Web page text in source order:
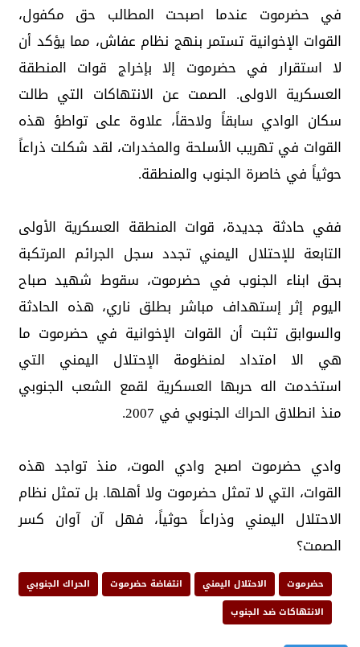
في حضرموت عندما اصبحت المطالب حق مكفول،
القوات الإخوانية تستمر بنهج نظام عفاش، مما يؤكد أن
لا استقرار في حضرموت إلا بإخراج قوات المنطقة
العسكرية الاولى. الصمت عن الانتهاكات التي طالت
سكان الوادي سابقاً ولاحقاً، علاوة على تواطؤ هذه
القوات في تهريب الأسلحة والمخدرات، لقد شكلت ذراعاً
حوثياً في خاصرة الجنوب والمنطقة.
ففي حادثة جديدة، قوات المنطقة العسكرية الأولى
التابعة للإحتلال اليمني تجدد سجل الجرائم المرتكبة
بحق ابناء الجنوب في حضرموت، سقوط شهيد صباح
اليوم إثر إستهداف مباشر بطلق ناري، هذه الحادثة
والسوابق تثبت أن القوات الإخوانية في حضرموت ما
هي الا امتداد لمنظومة الإحتلال اليمني التي
استخدمت اله حربها العسكرية لقمع الشعب الجنوبي
منذ انطلاق الحراك الجنوبي في 2007.
وادي حضرموت اصبح وادي الموت، منذ تواجد هذه
القوات، التي لا تمثل حضرموت ولا أهلها. بل تمثل نظام
الاحتلال اليمني وذراعاً حوثياً، فهل آن آوان كسر
الصمت؟
حضرموت الاحتلال اليمني انتفاضة حضرموت
الحراك الجنوبي
الانتهاكات ضد الجنوب